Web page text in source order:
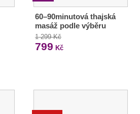
60–90minutová thajská
masáž podle výběru
1 299 Kč
799 Kč